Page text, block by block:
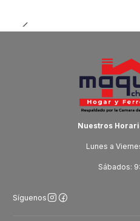
Nuestros
Lunes a
Sábados:
Síguenos